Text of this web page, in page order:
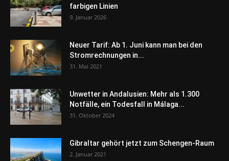
farbigen Linien
9. Januar 2026
Neuer Tarif: Ab 1. Juni kann man bei den
Stromrechnungen in...
31. Mai 2021
Unwetter in Andalusien: Mehr als 1.300
Notfälle, ein Todesfall in Málaga...
31. Oktober 2024
Gibraltar gehört jetzt zum Schengen-Raum
2. Januar 2021